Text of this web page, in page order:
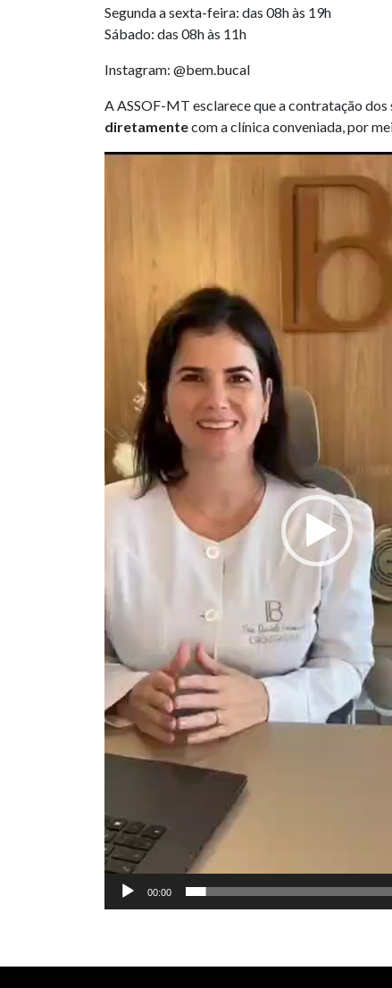
Segunda a sexta-feira: das 08h às 19h
Sábado: das 08h às 11h
Instagram: @bem.bucal
A ASSOF-MT esclarece que a contratação
diretamentecom a clínica conveniada, por
Tocador
00:00